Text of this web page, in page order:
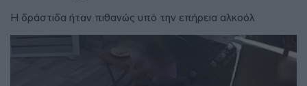
Η δράστιδα ήταν πιθανώς υπό την επήρεια αλκοόλ